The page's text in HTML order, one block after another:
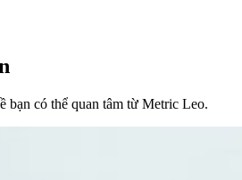
bạn có thể quan tâm từ Metric Leo.